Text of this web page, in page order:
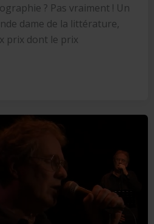
? Pas vraiment ! Un
dame de la littérature,
prix dont le prix